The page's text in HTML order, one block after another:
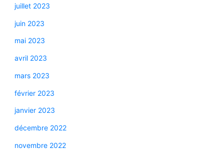
juillet 2023
juin 2023
mai 2023
avril 2023
mars 2023
février 2023
janvier 2023
décembre 2022
novembre 2022